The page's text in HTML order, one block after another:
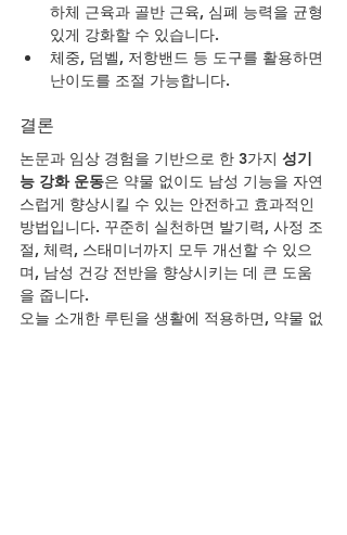
하체 근육과 골반 근육, 심폐 능력을 균형
있게 강화할 수 있습니다.
체중, 덤벨, 저항밴드 등 도구를 활용하면
난이도를 조절 가능합니다.
결론
논문과 임상 경험을 기반으로 한 3가지 성기
능 강화 운동은 약물 없이도 남성 기능을 자연
스럽게 향상시킬 수 있는 안전하고 효과적인
방법입니다. 꾸준히 실천하면 발기력, 사정 조
절, 체력, 스태미너까지 모두 개선할 수 있으
며, 남성 건강 전반을 향상시키는 데 큰 도움
을 줍니다.
오늘 소개한 루틴을 생활에 적용하면, 약물 없